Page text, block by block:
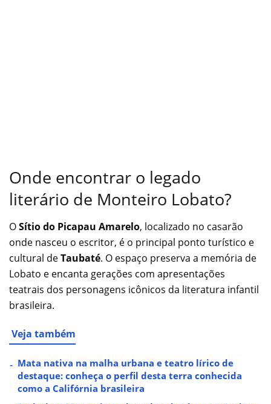
Onde encontrar o legado
literário de Monteiro Lobato?
OSítio do Picapau Amarelo, localizado no casarão
onde nasceu o escritor, é o principal ponto turístico e
cultural deTaubaté. O espaço preserva a memória de
Lobato e encanta gerações com apresentações
teatrais dos personagens icônicos da literatura infantil
brasileira.
Veja também
Mata nativa na malha urbana e teatro lírico de
destaque: conheça o perfil desta terra conhecida
como a Califórnia brasileira